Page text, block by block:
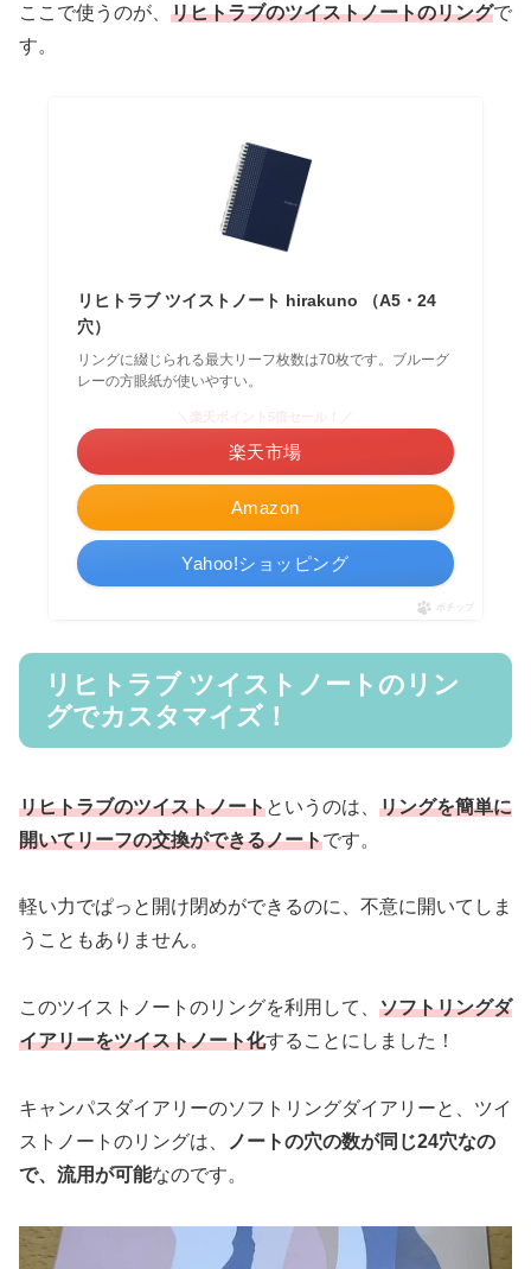
ここで使うのが、 リヒトラブのツイストノートのリングで
す。
リヒトラブ ツイストノート hirakuno （A5・24
穴）
リングに綴じられる最大リーフ枚数は70枚です。ブルーグ
レーの方眼紙が使いやすい。
Amazon
楽天市場
Yahoo!ショッピング
ポチップ
リヒトラブ ツイストノートのリン
グでカスタマイズ！
リヒトラブのツイストノートというのは、 リングを簡単に
開いてリーフの交換ができるノートです。
軽い力でぱっと開け閉めができるのに、不意に開いてしま
うこともありません。
このツイストノートのリングを利用して、 ソフトリングダ
イアリーをツイストノート化することにしました！
キャンパスダイアリーのソフトリングダイアリーと、ツイ
ストノートのリングは、
ノートの穴の数が同じ24穴なの
で、流用が可能なのです。